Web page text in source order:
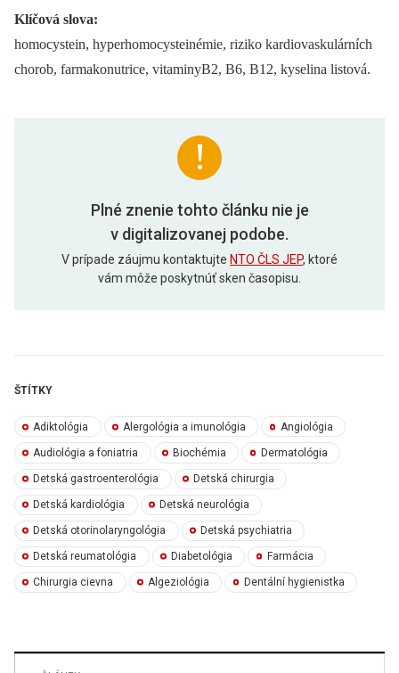
Klíčová slova:
homocystein, hyperhomocysteinémie, riziko kardiovaskulárních
chorob, farmakonutrice, vitaminyB2, B6, B12, kyselina listová.
Plné znenie tohto článku nie je
v digitalizovanej podobe.
V prípade záujmu kontaktujte NTO ČLS JEP, ktoré
vám môže poskytnúť sken časopisu.
ŠTÍTKY
Adiktológia Alergológia a imunológia Angiológia
Audiológia a foniatria Biochémia Dermatológia
Detská gastroenterológia Detská chirurgia
Detská kardiológia Detská neurológia
Detská otorinolaryngológia Detská psychiatria
Detská reumatológia Diabetológia Farmácia
Chirurgia cievna Algeziológia Dentální hygienistka